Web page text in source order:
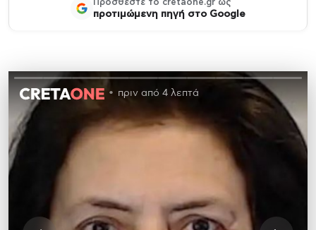
Προσθέστε το cretaone.gr ως
προτιμώμενη πηγή στο Google
πριν από 4 λεπτά